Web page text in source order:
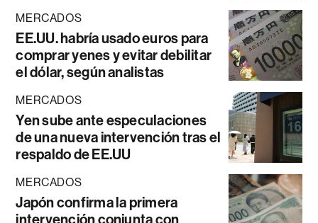
MERCADOS
EE.UU. habría usado euros para
comprar yenes y evitar debilitar
el dólar, según analistas
MERCADOS
Yen sube ante especulaciones
de una nueva intervención tras el
respaldo de EE.UU
MERCADOS
Japón confirma la primera
intervención conjunta con